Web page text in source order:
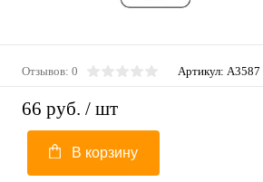
Отзывов: 0 Артикул: A3587
66 руб. / шт
В корзину